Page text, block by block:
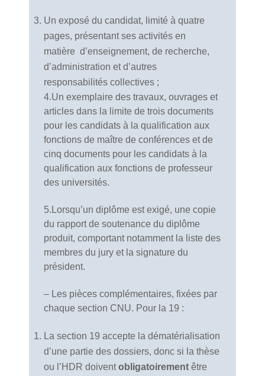
Un exposé du candidat, limité à quatre
pages, présentant ses activités en
matière d’enseignement, de recherche,
d’administration et d’autres
responsabilités collectives ;
4.Un exemplaire des travaux, ouvrages et
articles dans la limite de trois documents
pour les candidats à la qualification aux
fonctions de maître de conférences et de
cinq documents pour les candidats à la
qualification aux fonctions de professeur
des universités.
5.Lorsqu’un diplôme est exigé, une copie
du rapport de soutenance du diplôme
produit, comportant notamment la liste des
membres du jury et la signature du
président.
– Les pièces complémentaires, fixées par
chaque section CNU. Pour la 19 :
La section 19 accepte la dématérialisation
d’une partie des dossiers, donc si la thèse
ou l’HDR doiventobligatoirement être